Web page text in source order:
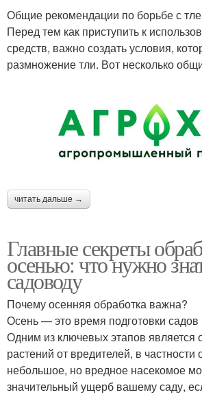
Общие рекомендации по борьбе с
Перед тем как приступить к
средств, важно создать условия,
размножение тли. Вот несколько
читать дальше →
Главные секреты
осенью: что нужно
садоводу
Почему осенняя обработка важна?
Осень — это время подготовки садов
Одним из ключевых этапов является
растений от вредителей, в частности
небольшое, но вредное насекомое
значительный ущерб вашему саду,